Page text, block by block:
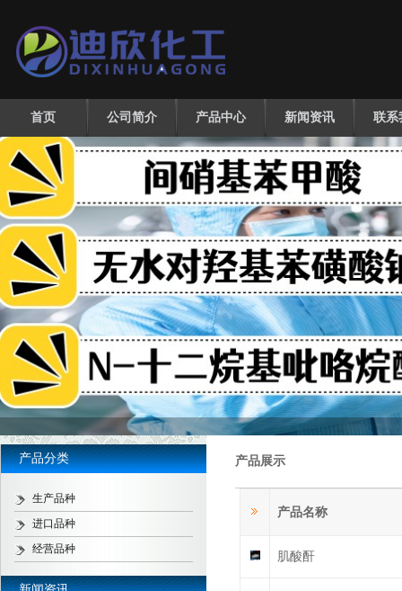
首页 公司简介 产品中心 新闻资讯 联系
产品分类
生产品种
进口品种
经营品种
产品展示
产品名称
肌酸酐